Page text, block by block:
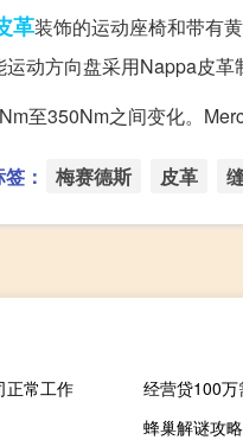
革装饰的运动座椅和带有
动方向盘采用Nappa皮革
至350Nm之间变化。
： 梅赛德斯 皮革
正常工作
经营贷100
蜂巢解谜攻略